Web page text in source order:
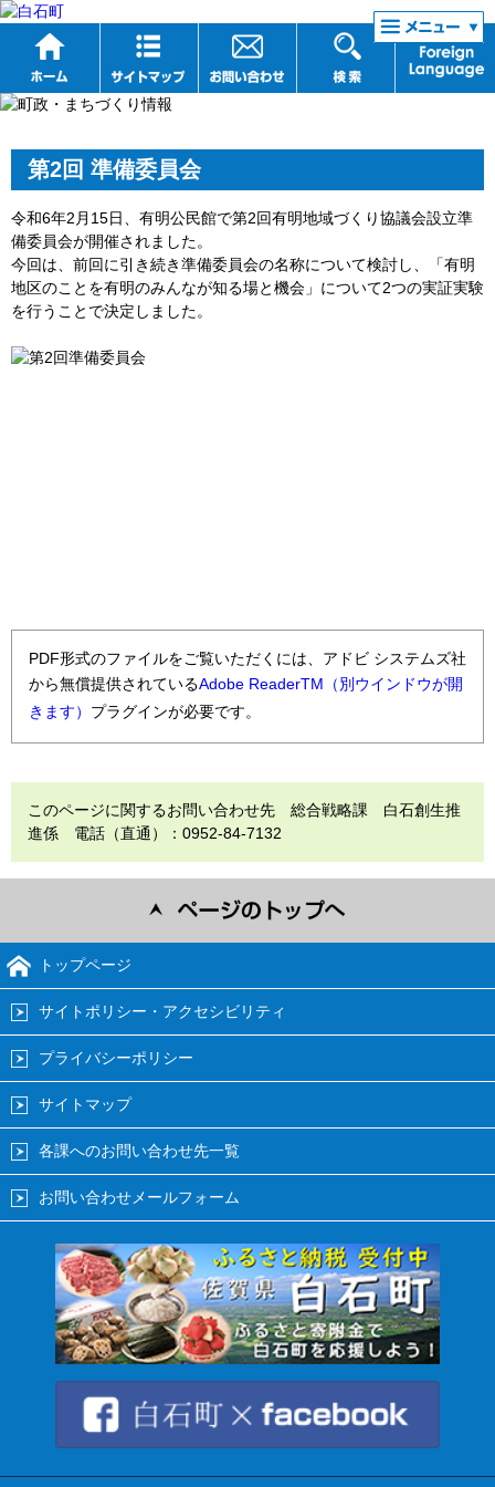
リンク集
第2回 準備委員会
令和6年2月15日、有明公民館で第2回有明地域づくり協議会設立準
備委員会が開催されました。
今回は、前回に引き続き準備委員会の名称について検討し、「有明
地区のことを有明のみんなが知る場と機会」について2つの実証実験
を行うことで決定しました。
PDF形式のファイルをご覧いただくには、アドビ システムズ社
から無償提供されているAdobe ReaderTM（別ウインドウが開
きます） プラグインが必要です。
このページに関するお問い合わせ先 総合戦略課 白石創生推
進係 電話（直通）：0952-84-7132
トップページ
サイトポリシー・アクセシビリティ
プライバシーポリシー
サイトマップ
各課へのお問い合わせ先一覧
お問い合わせメールフォーム